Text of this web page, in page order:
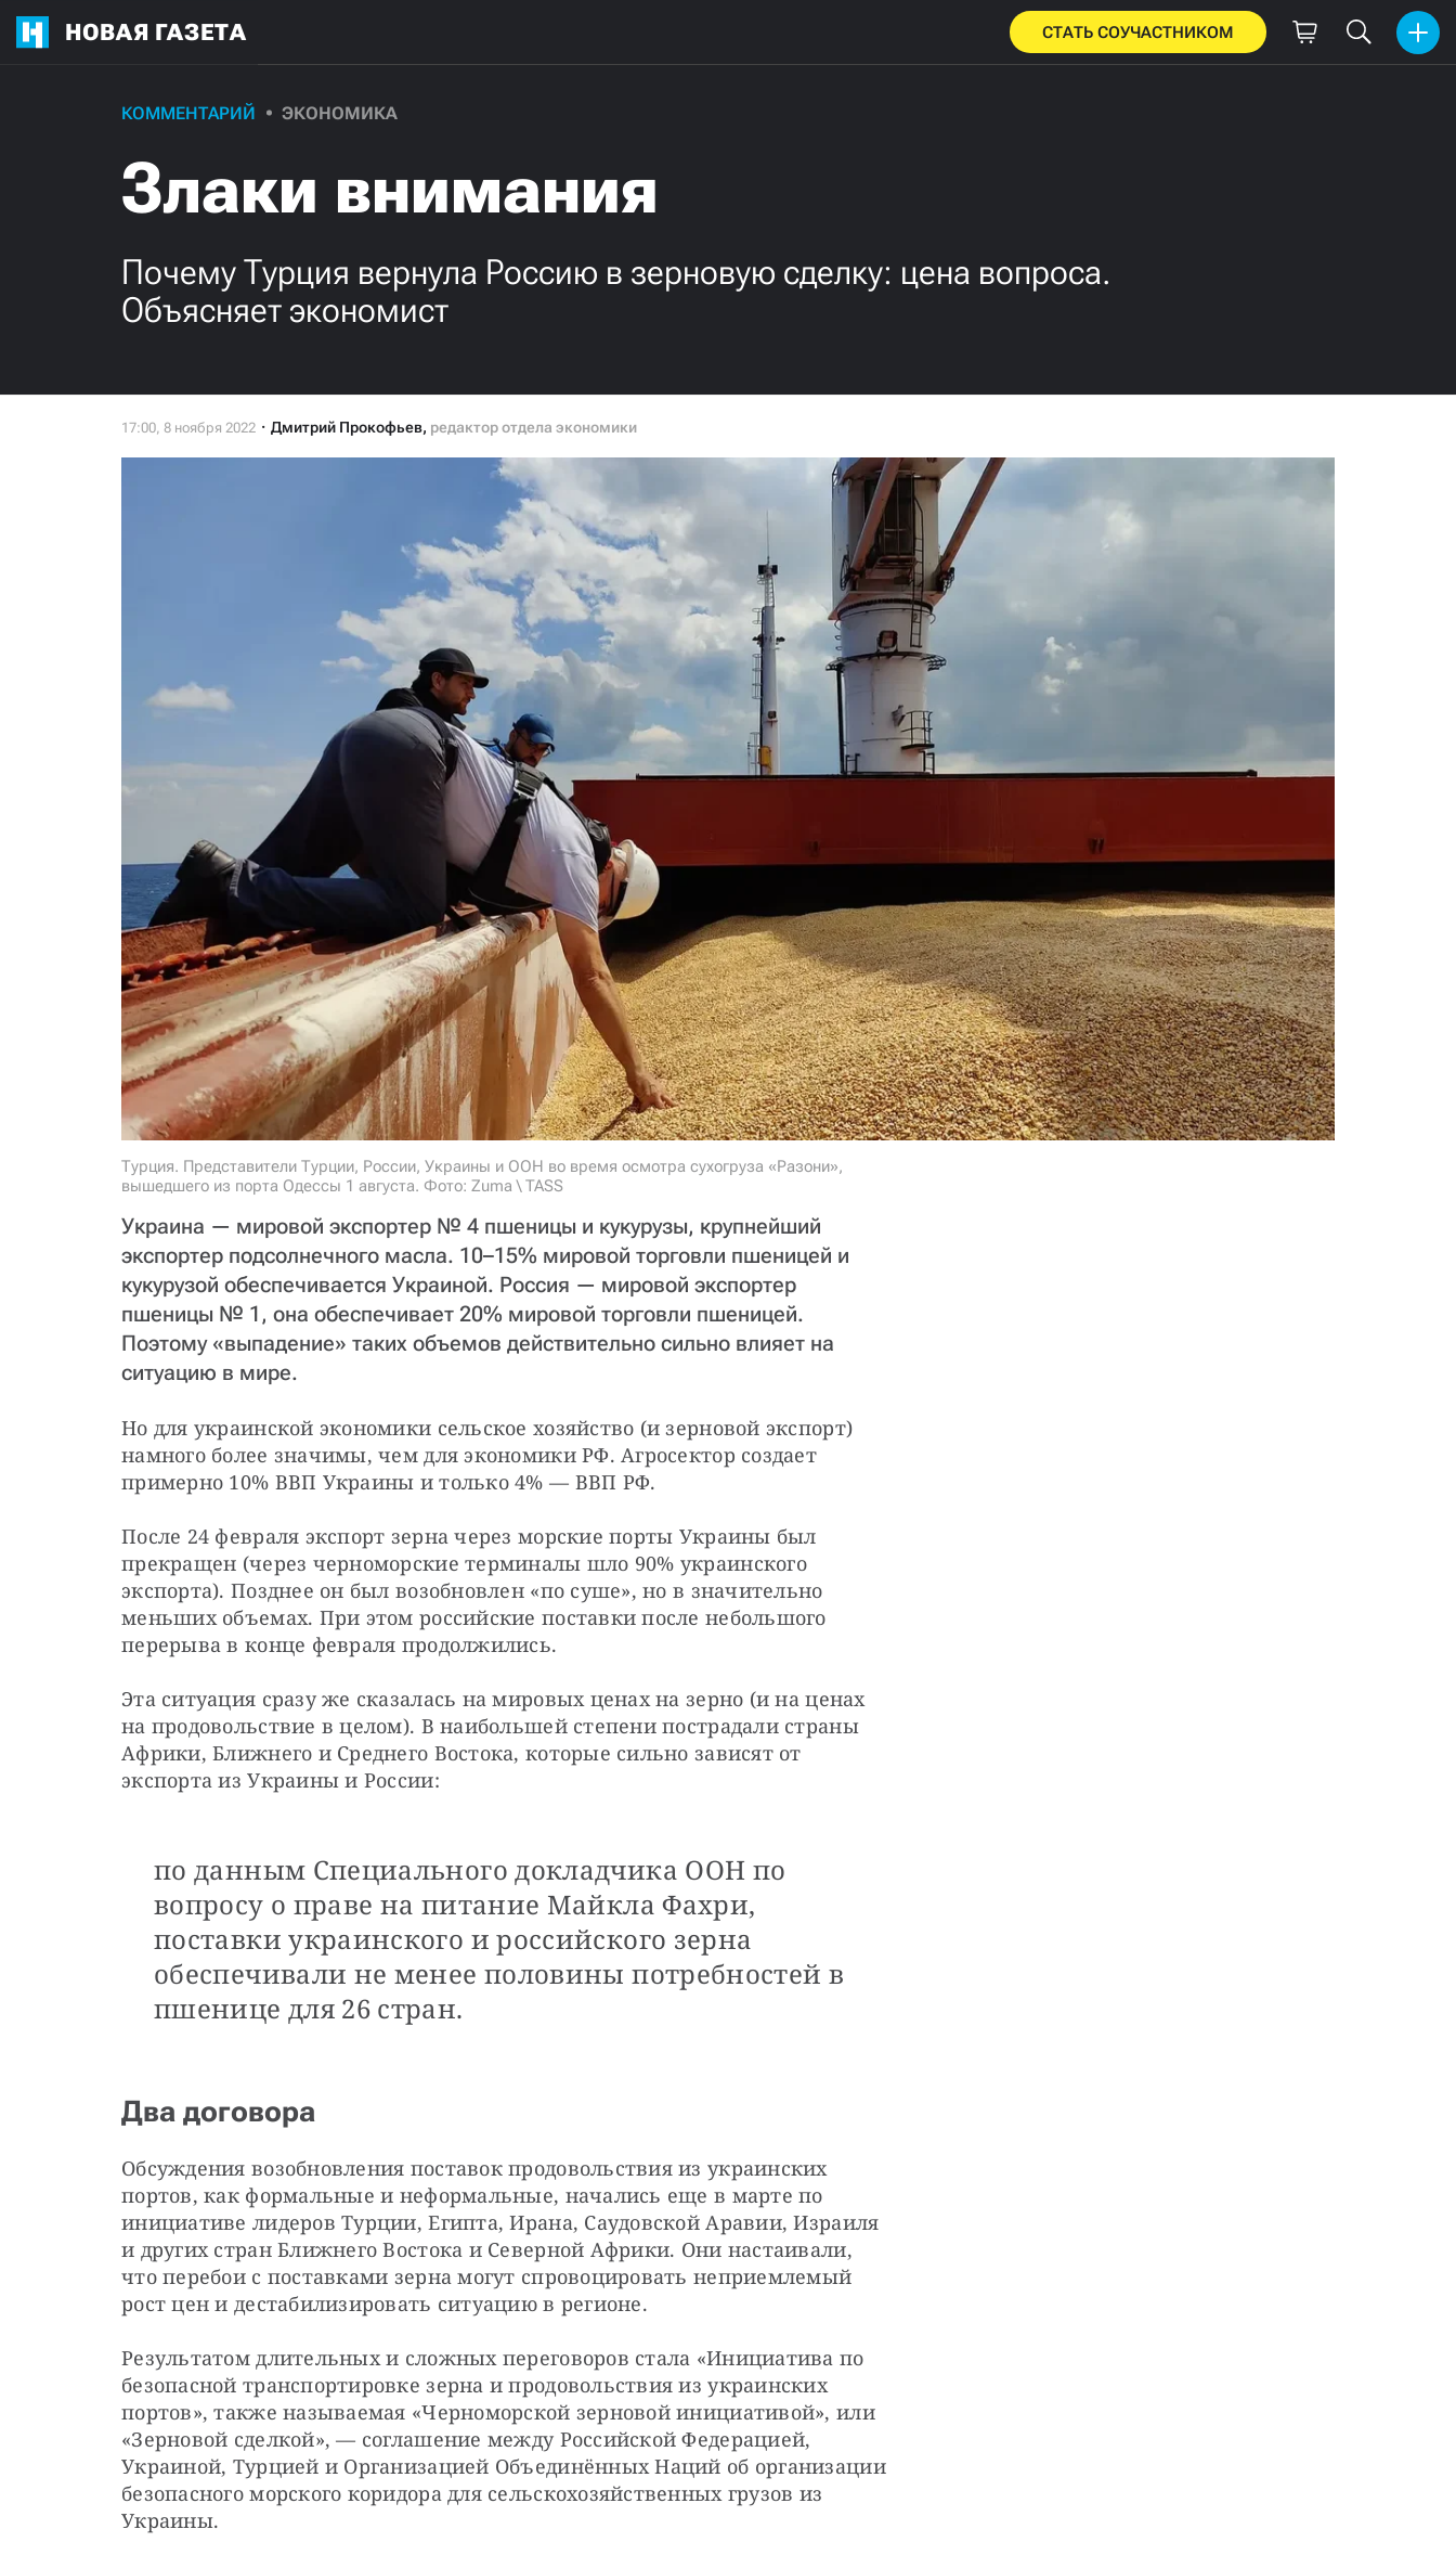
НОВАЯ ГАЗЕТА СТАТЬ СОУЧАСТНИКОМ
КОММЕНТАРИЙ ЭКОНОМИКА
Злаки внимания
Почему Турция вернула Россию в зерновую сделку: цена вопроса.
Объясняет экономист
Дмитрий Прокофьев, редактор отдела экономики
Турция. Представители Турции, России, Украины и ООН во время осмотра сухогруза «Разони»,
вышедшего из порта Одессы 1 августа. Фото: Zuma \ TASS
Украина — мировой экспортер № 4 пшеницы и кукурузы, крупнейший
экспортер подсолнечного масла. 10–15% мировой торговли пшеницей и
кукурузой обеспечивается Украиной. Россия — мировой экспортер
пшеницы № 1, она обеспечивает 20% мировой торговли пшеницей.
Поэтому «выпадение» таких объемов действительно сильно влияет на
ситуацию в мире.
Но для украинской экономики сельское хозяйство (и зерновой экспорт)
намного более значимы, чем для экономики РФ. Агросектор создает
примерно 10% ВВП Украины и только 4% — ВВП РФ.
После 24 февраля экспорт зерна через морские порты Украины был
прекращен (через черноморские терминалы шло 90% украинского
экспорта). Позднее он был возобновлен «по суше», но в значительно
меньших объемах. При этом российские поставки после небольшого
перерыва в конце февраля продолжились.
Эта ситуация сразу же сказалась на мировых ценах на зерно (и на ценах
на продовольствие в целом). В наибольшей степени пострадали страны
Африки, Ближнего и Среднего Востока, которые сильно зависят от
экспорта из Украины и России:
по данным Специального докладчика ООН по
вопросу о праве на питание Майкла Фахри,
поставки украинского и российского зерна
обеспечивали не менее половины потребностей в
пшенице для 26 стран.
Два договора
Обсуждения возобновления поставок продовольствия из украинских
портов, как формальные и неформальные, начались еще в марте по
инициативе лидеров Турции, Египта, Ирана, Саудовской Аравии, Израиля
и других стран Ближнего Востока и Северной Африки. Они настаивали,
что перебои с поставками зерна могут спровоцировать неприемлемый
рост цен и дестабилизировать ситуацию в регионе.
Результатом длительных и сложных переговоров стала «Инициатива по
безопасной транспортировке зерна и продовольствия из украинских
портов», также называемая «Черноморской зерновой инициативой», или
«Зерновой сделкой», — соглашение между Российской Федерацией,
Украиной, Турцией и Организацией Объединённых Наций об организации
безопасного морского коридора для сельскохозяйственных грузов из
Украины.